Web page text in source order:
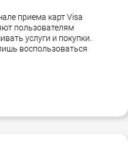
приема карт Visa
пользователям
услуги и покупки.
воспользоваться